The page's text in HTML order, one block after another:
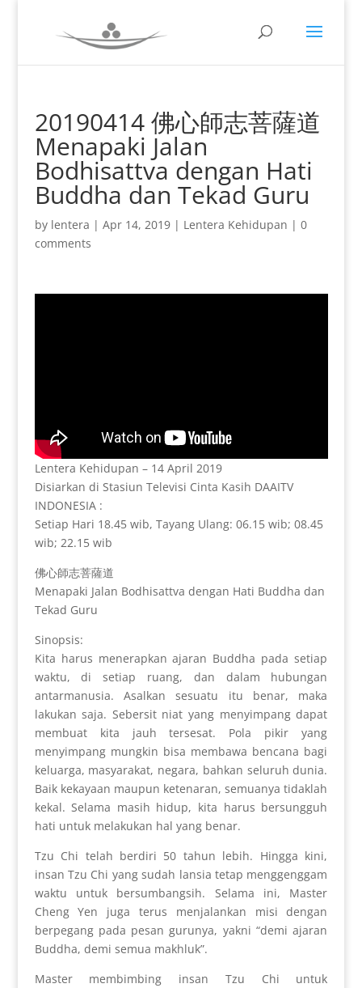
20190414 佛心師志菩薩道
Menapaki Jalan
Bodhisattva dengan Hati
Buddha dan Tekad Guru
by lentera | Apr 14, 2019| Lentera Kehidupan | 0
comments
Lentera Kehidupan – 14 April 2019
Disiarkan di Stasiun Televisi Cinta Kasih DAAITV
INDONESIA :
Setiap Hari 18.45 wib, Tayang Ulang: 06.15 wib; 08.45
wib; 22.15 wib
佛心師志菩薩道
Menapaki Jalan Bodhisattva dengan Hati Buddha dan
Tekad Guru
Sinopsis:
Kita harus menerapkan ajaran Buddha pada setiap
waktu, di setiap ruang, dan dalam hubungan
antarmanusia. Asalkan sesuatu itu benar, maka
lakukan saja. Sebersit niat yang menyimpang dapat
membuat kita jauh tersesat. Pola pikir yang
menyimpang mungkin bisa membawa bencana bagi
keluarga, masyarakat, negara, bahkan seluruh dunia.
Baik kekayaan maupun ketenaran, semuanya tidaklah
kekal. Selama masih hidup, kita harus bersungguh
hati untuk melakukan hal yang benar.
Tzu Chi telah berdiri 50 tahun lebih. Hingga kini,
insan Tzu Chi yang sudah lansia tetap menggenggam
waktu untuk bersumbangsih. Selama ini, Master
Cheng Yen juga terus menjalankan misi dengan
berpegang pada pesan gurunya, yakni “demi ajaran
Buddha, demi semua makhluk”.
Master membimbing insan Tzu Chi untuk